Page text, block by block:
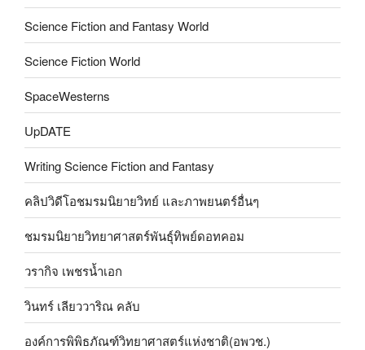
Science Fiction and Fantasy World
Science Fiction World
SpaceWesterns
UpDATE
Writing Science Fiction and Fantasy
คลิปวิดีโอชมรมนิยายวิทย์ และภาพยนตร์อื่นๆ
ชมรมนิยายวิทยาศาสตร์พันธุ์ทิพย์ดอทคอม
วรากิจ เพชรน้ำเอก
วินทร์ เลียววาริณ คลับ
องค์การพิพิธภัณฑ์วิทยาศาสตร์แห่งชาติ(อพวช.)